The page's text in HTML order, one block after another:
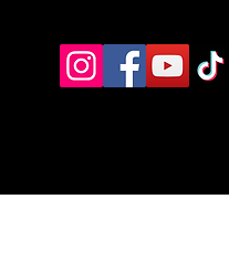
Recursos alternos Contacto